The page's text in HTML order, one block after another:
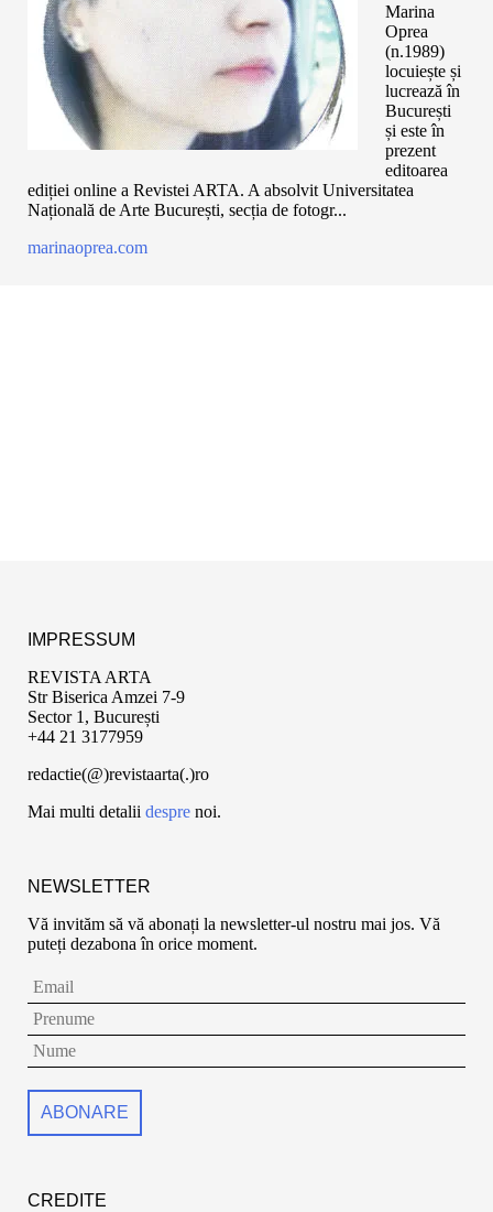
Marina
Oprea
(n.1989)
locuiește și
lucrează în
București
și este în
prezent
editoarea
ediției online a Revistei ARTA. A absolvit Universitatea
Națională de Arte București, secția de fotogr...
marinaoprea.com
IMPRESSUM
REVISTA ARTA
Str Biserica Amzei 7-9
Sector 1, București
+44 21 3177959
redactie(@)revistaarta(.)ro
Mai multi detalii despre noi.
NEWSLETTER
Vă invităm să vă abonați la newsletter-ul nostru mai jos. Vă
puteți dezabona în orice moment.
CREDITE